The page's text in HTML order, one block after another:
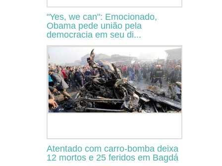
"Yes, we can": Emocionado,
Obama pede união pela
democracia em seu di...
Atentado com carro-bomba deixa
12 mortos e 25 feridos em Bagdá